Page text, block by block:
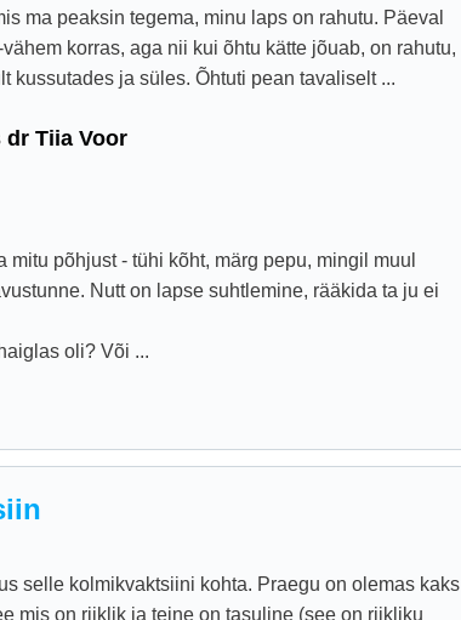
ma peaksin tegema, minu laps on rahutu. Päeval
korras, aga nii kui õhtu kätte jõuab, on rahutu,
kussutades ja süles. Õhtuti pean tavaliselt ...
dr Tiia Voor
mitu põhjust - tühi kõht, märg pepu, mingil muul
Nutt on lapse suhtlemine, rääkida ta ju ei
oli? Või ...
selle kolmikvaktsiini kohta. Praegu on olemas kaks
mis on riiklik ja teine on tasuline (see on riikliku